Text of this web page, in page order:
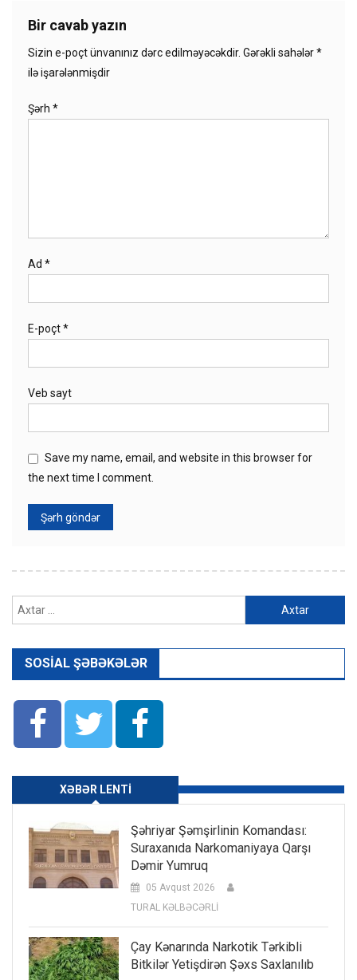
Bir cavab yazın
Sizin e-poçt ünvanınız dərc edilməyəcəkdir. Gərəkli sahələr*
ilə işarələnmişdir
Şərh *
Ad *
E-poçt*
Veb sayt
Save my name, email, and website in this browser for
the next time I comment.
SOSIAL ŞƏBƏKƏLƏR
XƏBƏR LENTI
Şəhriyar Şəmşirlinin Komandası:
Suraxanıda Narkomaniyaya Qarşı
Dəmir Yumruq
05 Avqust 2026
TURAL KƏLBƏCƏRLİ
Çay Kənarında Narkotik Tərkibli
Bitkilər Yetişdirən Şəxs Saxlanılıb